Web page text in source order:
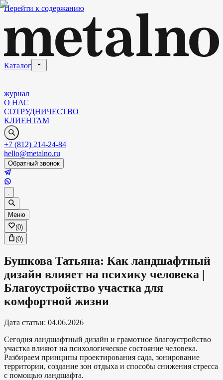
Перейти к содержанию
Каталог
журнал
О НАС
СОТРУДНИЧЕСТВО
КЛИЕНТАМ
+7 (812) 214-24-84
hello@metalno.ru
Обратный звонок
.
Меню
(0)
(0)
Бушкова Татьяна: Как ландшафтный
дизайн влияет на психику человека |
Благоустройство участка для
комфортной жизни
Дата статьи: 04.06.2026
Сегодня ландшафтный дизайн и грамотное благоустройство
участка влияют на психологическое состояние человека.
Разбираем принципы проектирования сада, зонирование
территории, создание зон отдыха и способы снижения стресса
с помощью ландшафта.